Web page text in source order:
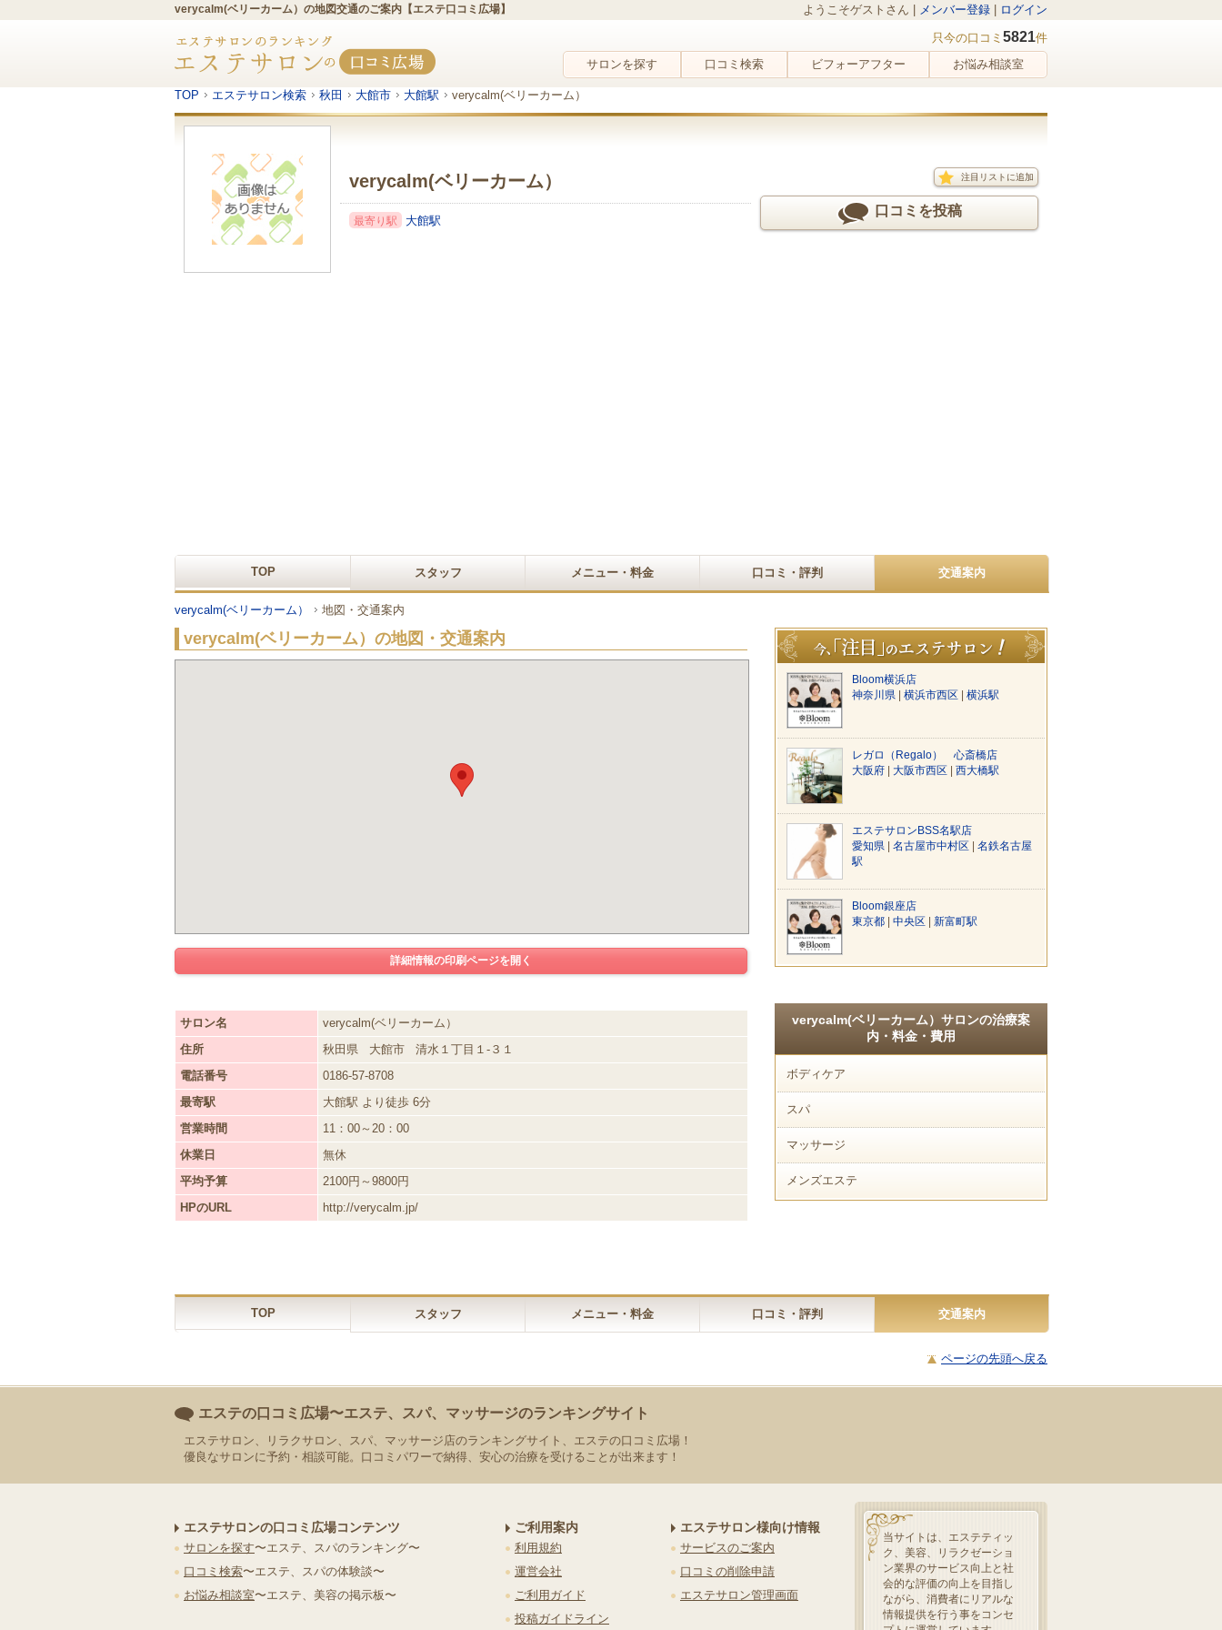
verycalm(ベリーカーム）の地図交通のご案内【エステ口コミ広場】 ようこそゲストさん | メンバー登録 ログイン
只今の口コミ 5821件
サロンを探す
口コミ検索 ビフォーアフター お悩み相談室
TOP エステサロン検索 秋田 大館市 大館駅 verycalm(ベリーカーム）
verycalm(ベリーカーム）
最寄り駅 大館駅
注目リストに追加
口コミを投稿
TOP スタッフ メニュー・料金 口コミ・評判 交通案内
verycalm(ベリーカーム） 地図・交通案内
verycalm(ベリーカーム）の地図・交通案内
詳細情報の印刷ページを開く
サロン名
verycalm(ベリーカーム）
住所
秋田県 大館市
清水１丁目１-３１
電話番号
0186-57-8708
最寄駅
大館駅 より徒歩 6分
営業時間
11：00～20：00
休業日
無休
平均予算
2100円～9800円
HPのURL
http://verycalm.jp/
Bloom横浜店
神奈川県
横浜市西区 横浜駅
レガロ（Regalo） 心斎橋店
大阪府
大阪市西区 西大橋駅
エステサロンBSS名駅店
愛知県
名古屋市中村区
名鉄名古屋
駅
Bloom銀座店
東京都
中央区 新富町駅
verycalm(ベリーカーム）サロンの治療案
内・料金・費用
ボディケア
スパ
マッサージ
メンズエステ
TOP スタッフ メニュー・料金 口コミ・評判 交通案内
ページの先頭へ戻る
エステの口コミ広場〜エステ、スパ、マッサージのランキングサイト
エステサロン、リラクサロン、スパ、マッサージ店のランキングサイト、エステの口コミ広場！
優良なサロンに予約・相談可能。口コミパワーで納得、安心の治療を受けることが出来ます！
エステサロンの口コミ広場コンテンツ
サロンを探す〜エステ、スパのランキング〜
口コミ検索〜エステ、スパの体験談〜
お悩み相談室〜エステ、美容の掲示板〜
ご利用案内
利用規約
運営会社
ご利用ガイド
投稿ガイドライン
エステサロン様向け情報
サービスのご案内
口コミの削除申請
エステサロン管理画面
当サイトは、エステティッ
ク、美容、リラクゼーショ
ン業界のサービス向上と社
会的な評価の向上を目指し
ながら、消費者にリアルな
情報提供を行う事をコンセ